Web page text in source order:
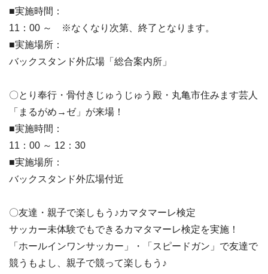
■実施時間：
11：00 ～ ※なくなり次第、終了となります。
■実施場所：
バックスタンド外広場「総合案内所」
〇とり奉行・骨付きじゅうじゅう殿・丸亀市住みます芸人
「まるがめ→ゼ」が来場！
■実施時間：
11：00 ～ 12：30
■実施場所：
バックスタンド外広場付近
〇友達・親子で楽しもう♪カマタマーレ検定
サッカー未体験でもできるカマタマーレ検定を実施！
「ホールインワンサッカー」・「スピードガン」で友達で
競うもよし、親子で競って楽しもう♪